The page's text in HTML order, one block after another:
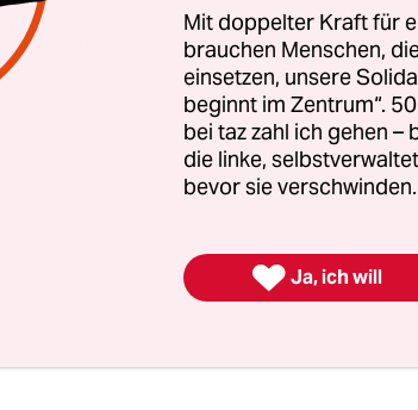
was ihn für viele Konservative so
als Wutbürger, sondern
Merz in den vergangenen
keine Ausrutscher, es ist
spielen, siehe Hanau.
Mit doppelter Kraft für
brauchen Menschen,
einsetzen, unsere
beginnt im Zentrum“.
bei taz zahl ich gehen –
die linke,
bevor sie
 Ja, ich will